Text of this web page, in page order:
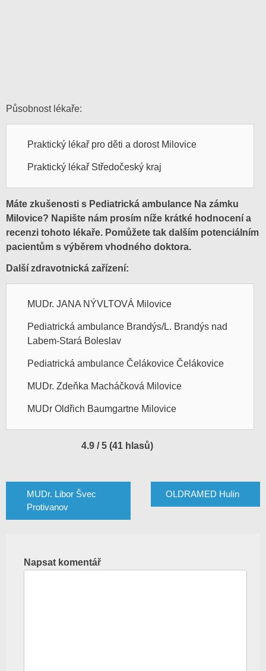
Působnost lékaře:
Praktický lékař pro děti a dorost Milovice
Praktický lékař Středočeský kraj
Máte zkušenosti s Pediatrická ambulance Na zámku
Milovice? Napište nám prosím níže krátké hodnocení a
recenzi tohoto lékaře. Pomůžete tak dalším potenciálním
pacientům s výběrem vhodného doktora.
Další zdravotnická zařízení:
MUDr. JANA NÝVLTOVÁ Milovice
Pediatrická ambulance Brandýs/L. Brandýs nad
Labem-Stará Boleslav
Pediatrická ambulance Čelákovice Čelákovice
MUDr. Zdeňka Macháčková Milovice
MUDr Oldřich Baumgartne Milovice
4.9 / 5 (41 hlasů)
příspěvek
MUDr. Libor Švec
Protivanov
OLDRAMED Hulín
Napsat komentář